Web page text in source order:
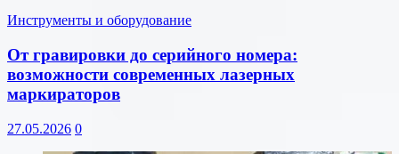
Инструменты и оборудование
От гравировки до серийного номера:
возможности современных лазерных
маркираторов
27.05.2026 0